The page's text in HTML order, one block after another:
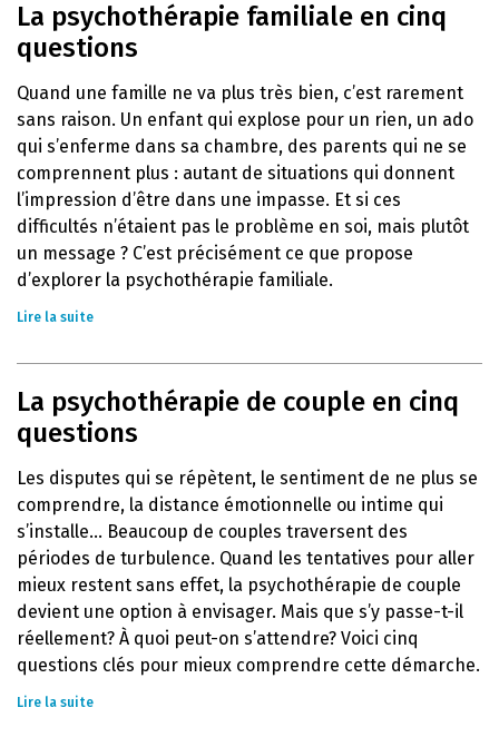
La psychothérapie familiale en cinq
questions
Quand une famille ne va plus très bien, c’est rarement
sans raison. Un enfant qui explose pour un rien, un ado
qui s’enferme dans sa chambre, des parents qui ne se
comprennent plus : autant de situations qui donnent
l’impression d’être dans une impasse. Et si ces
difficultés n’étaient pas le problème en soi, mais plutôt
un message ? C’est précisément ce que propose
d’explorer la psychothérapie familiale.
Lire la suite
La psychothérapie de couple en cinq
questions
Les disputes qui se répètent, le sentiment de ne plus se
comprendre, la distance émotionnelle ou intime qui
s’installe… Beaucoup de couples traversent des
périodes de turbulence. Quand les tentatives pour aller
mieux restent sans effet, la psychothérapie de couple
devient une option à envisager. Mais que s’y passe-t-il
réellement? À quoi peut-on s’attendre? Voici cinq
questions clés pour mieux comprendre cette démarche.
Lire la suite